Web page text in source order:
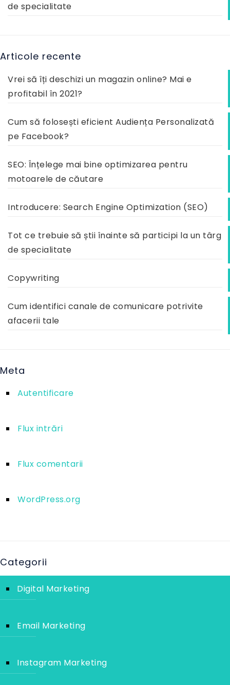
de specialitate
Articole recente
Vrei să îți deschizi un magazin online? Mai e
profitabil în 2021?
Cum să folosești eficient Audiența Personalizată
pe Facebook?
SEO: Înțelege mai bine optimizarea pentru
motoarele de căutare
Introducere: Search Engine Optimization (SEO)
Tot ce trebuie să știi înainte să participi la un târg
de specialitate
Copywriting
Cum identifici canale de comunicare potrivite
afacerii tale
Meta
Autentificare
Flux intrări
Flux comentarii
WordPress.org
Categorii
Digital Marketing
Email Marketing
Instagram Marketing